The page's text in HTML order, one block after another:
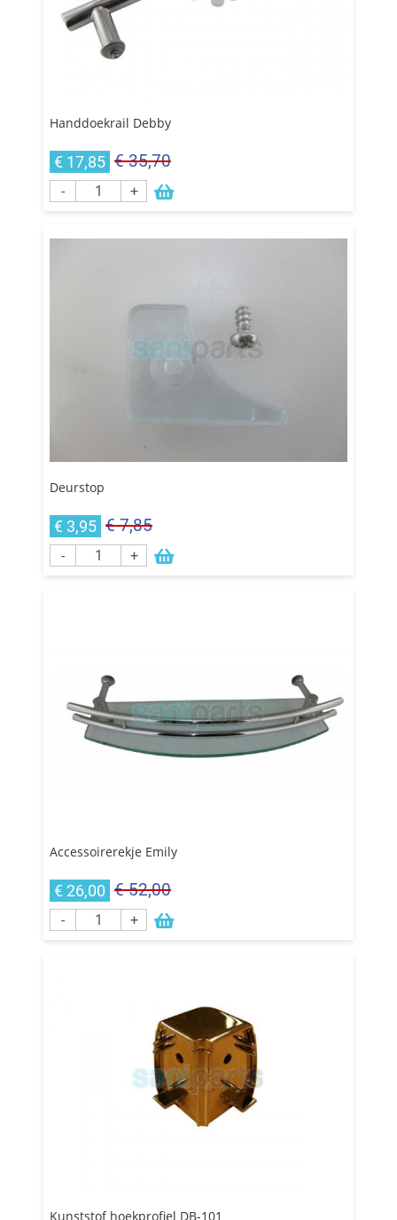
Handdoekrail Debby
€ 17,85 € 35,70
- +
Deurstop
€ 3,95 € 7,85
- +
Accessoirerekje Emily
€ 26,00 € 52,00
- +
Kunststof hoekprofiel DB-101